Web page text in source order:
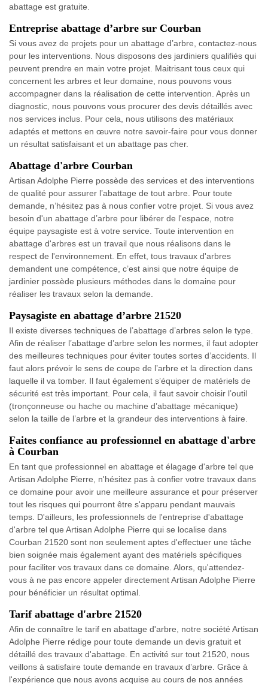
abattage est gratuite.
Entreprise abattage d’arbre sur Courban
Si vous avez de projets pour un abattage d’arbre, contactez-nous
pour les interventions. Nous disposons des jardiniers qualifiés qui
peuvent prendre en main votre projet. Maitrisant tous ceux qui
concernent les arbres et leur domaine, nous pouvons vous
accompagner dans la réalisation de cette intervention. Après un
diagnostic, nous pouvons vous procurer des devis détaillés avec
nos services inclus. Pour cela, nous utilisons des matériaux
adaptés et mettons en œuvre notre savoir-faire pour vous donner
un résultat satisfaisant et un abattage pas cher.
Abattage d'arbre Courban
Artisan Adolphe Pierre possède des services et des interventions
de qualité pour assurer l’abattage de tout arbre. Pour toute
demande, n’hésitez pas à nous confier votre projet. Si vous avez
besoin d'un abattage d’arbre pour libérer de l'espace, notre
équipe paysagiste est à votre service. Toute intervention en
abattage d'arbres est un travail que nous réalisons dans le
respect de l'environnement. En effet, tous travaux d'arbres
demandent une compétence, c’est ainsi que notre équipe de
jardinier possède plusieurs méthodes dans le domaine pour
réaliser les travaux selon la demande.
Paysagiste en abattage d’arbre 21520
Il existe diverses techniques de l’abattage d’arbres selon le type.
Afin de réaliser l’abattage d’arbre selon les normes, il faut adopter
des meilleures techniques pour éviter toutes sortes d’accidents. Il
faut alors prévoir le sens de coupe de l’arbre et la direction dans
laquelle il va tomber. Il faut également s’équiper de matériels de
sécurité est très important. Pour cela, il faut savoir choisir l’outil
(tronçonneuse ou hache ou machine d’abattage mécanique)
selon la taille de l’arbre et la grandeur des interventions à faire.
Faites confiance au professionnel en abattage d'arbre
à Courban
En tant que professionnel en abattage et élagage d'arbre tel que
Artisan Adolphe Pierre, n'hésitez pas à confier votre travaux dans
ce domaine pour avoir une meilleure assurance et pour préserver
tout les risques qui pourront être s'apparu pendant mauvais
temps. D'ailleurs, les professionnels de l'entreprise d'abattage
d'arbre tel que Artisan Adolphe Pierre qui se localise dans
Courban 21520 sont non seulement aptes d'effectuer une tâche
bien soignée mais également ayant des matériels spécifiques
pour faciliter vos travaux dans ce domaine. Alors, qu'attendez-
vous à ne pas encore appeler directement Artisan Adolphe Pierre
pour bénéficier un résultat optimal.
Tarif abattage d'arbre 21520
Afin de connaître le tarif en abattage d'arbre, notre société Artisan
Adolphe Pierre rédige pour toute demande un devis gratuit et
détaillé des travaux d'abattage. En activité sur tout 21520, nous
veillons à satisfaire toute demande en travaux d’arbre. Grâce à
l'expérience que nous avons acquise au cours de nos années